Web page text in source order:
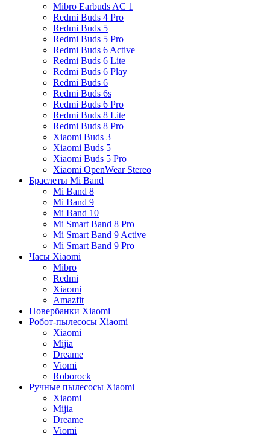
Mibro Earbuds AC 1
Redmi Buds 4 Pro
Redmi Buds 5
Redmi Buds 5 Pro
Redmi Buds 6 Active
Redmi Buds 6 Lite
Redmi Buds 6 Play
Redmi Buds 6
Redmi Buds 6s
Redmi Buds 6 Pro
Redmi Buds 8 Lite
Redmi Buds 8 Pro
Xiaomi Buds 3
Xiaomi Buds 5
Xiaomi Buds 5 Pro
Xiaomi OpenWear Stereo
Браслеты Mi Band
Mi Band 8
Mi Band 9
Mi Band 10
Mi Smart Band 8 Pro
Mi Smart Band 9 Active
Mi Smart Band 9 Pro
Часы Xiaomi
Mibro
Redmi
Xiaomi
Amazfit
Повербанки Xiaomi
Робот-пылесосы Xiaomi
Xiaomi
Mijia
Dreame
Viomi
Roborock
Ручные пылесосы Xiaomi
Xiaomi
Mijia
Dreame
Viomi